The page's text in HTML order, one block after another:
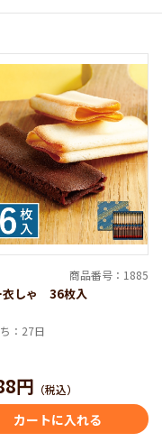
商品番号：1885
衣しゃ 36枚入
：27日
円 （税込）
カートに入れる